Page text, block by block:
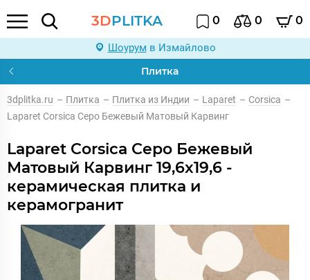
3DPLITKA 0 0 0
Шоурум в Измайлово
Плитка
3dplitka.ru – Плитка – Плитка из Индии – Laparet – Corsica –
Laparet Corsica Серо Бежевый Матовый Карвинг
Laparet Corsica Серо Бежевый
Матовый Карвинг 19,6x19,6 -
керамическая плитка и
керамогранит